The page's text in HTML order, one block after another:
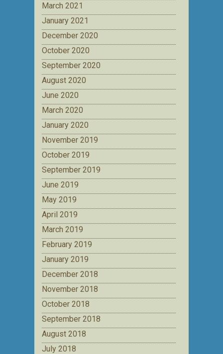
March 2021
January 2021
December 2020
October 2020
September 2020
August 2020
June 2020
March 2020
January 2020
November 2019
October 2019
September 2019
June 2019
May 2019
April 2019
March 2019
February 2019
January 2019
December 2018
November 2018
October 2018
September 2018
August 2018
July 2018